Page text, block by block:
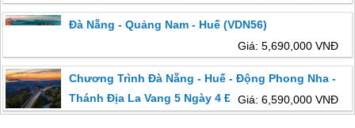
Đà Nẵng - Quảng Nam - Huế (VDN56)
Giá: 5,690,000 VNĐ
Chương Trình Đà Nẵng - Huế - Động Phong Nha -
Thánh Địa La Vang 5 Ngày 4 Đêm ĐANG KHUYẾN
MẠI
Giá: 6,590,000 VNĐ